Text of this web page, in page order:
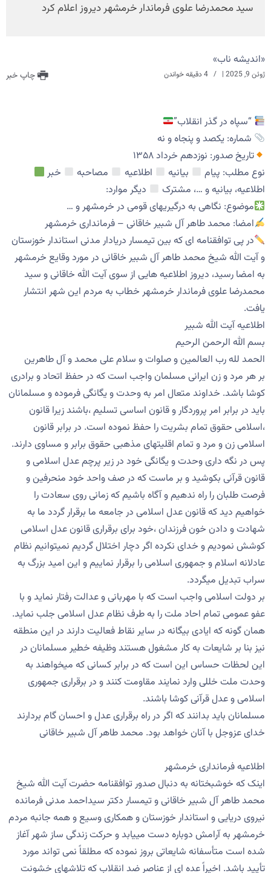
سید محمدرضا علوی فرماندار خرمشهر دیروز اعلام کرد
«اندیشه ناب»
ژوئن 9, 2025 | چاپ خبر
“سپاه در گذر انقلاب”
شماره: یکصد و پنجاه و نه
تاریخ صدور: نوزدهم خرداد ۱۳۵۸
نوع مطلب: پیام
بیانیه اطلاعیه مصاحبه
خبر
اطلاعیه، بیانیه و …، مشترک
دیگر موارد:
موضوع: نگاهی به درگیریهای قومی در خرمشهر و …
امضا: محمد طاهر آل شبیر خاقانی – فرمانداری خرمشهر
در پی توافقنامه ای که بین تیمسار دریادار مدنی استاندار خوزستان
و آیت الله شیخ محمد طاهر آل شبیر خاقانی در مورد وقایع خرمشهر
به امضا رسید، دیروز اطلاعیه هایی از سوی آیت الله خاقانی و سید
محمدرضا علوی فرماندار خرمشهر خطاب به مردم این شهر انتشار
یافت.
اطلاعیه آیت الله شبیر
بسم الله الرحمن الرحيم
الحمد لله رب العالمین و صلوات و سلام علی محمد و آل طاهرین
بر هر مرد و زن ایرانی مسلمان واجب است که در حفظ اتحاد و برادری
کوشا باشد. خداوند متعال امر به وحدت و یگانگی فرموده و مسلمانان
باید در برابر امر پروردگار و قانون اساسی تسلیم ،باشند زیرا قانون
،اسلامی حقوق تمام بشریت را حفظ نموده است. در برابر قانون
اسلامی زن و مرد و تمام اقلیتهای مذهبی حقوق برابر و مساوی دارند.
پس در نگه داری وحدت و یگانگی خود در زیر پرچم عدل اسلامی و
قانون قرآنی بکوشید و بر ماست که در صف واحد خود منحرفین و
فرصت طلبان را راه ندهیم و آگاه باشیم که زمانی روی سعادت را
خواهیم دید که قانون عدل اسلامی در جامعه ما برقرار گردد ما به
شهادت و دادن خون فرزندان ،خود برای برقراری قانون عدل اسلامی
کوشش نمودیم و خدای نکرده اگر دچار اختلال گردیم نمیتوانیم نظام
عادلانه اسلام و جمهوری اسلامی را برقرار نماییم و این امید بزرگ به
سراب تبدیل میگردد.
بر دولت اسلامی واجب است که با مهربانی و عدالت رفتار نماید و با
عفو عمومی تمام احاد ملت را به طرف نظام عدل اسلامی جلب نماید.
همان گونه که ایادی بیگانه در سایر نقاط فعالیت دارند در این منطقه
نیز بنا بر شایعات به کار مشغول هستند وظیفه خطیر مسلمانان در
این لحظات حساس این است که در برابر کسانی که میخواهند به
وحدت ملت خللی وارد نمایند مقاومت کنند و در برقراری جمهوری
اسلامی و عدل قرآنی کوشا باشند.
مسلمانان باید بدانند که اگر در راه برقراری عدل و احسان گام بردارند
خدای عزوجل با آنان خواهد بود. محمد طاهر آل شبیر خاقانی
اطلاعیه فرمانداری خرمشهر
اینک که خوشبختانه به دنبال صدور توافقنامه حضرت آیت الله شیخ
محمد طاهر آل شبیر خاقانی و تیمسار دکتر سیداحمد مدنی فرمانده
نیروی دریایی و استاندار خوزستان و همکاری وسیع و همه جانبه مردم
خرمشهر به آرامش دوباره دست مییابد و حرکت زندگی ساز شهر آغاز
شده است متأسفانه شایعاتی بروز نموده که مطلقاً نمی تواند مورد
تأیید باشد. اخیراً عده ای از عناصر ضد انقلاب که تلاشهای خشونت